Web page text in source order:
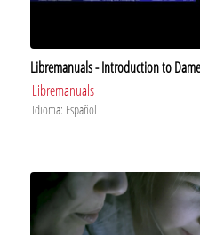
Libremanuals - Introduction to
Libremanuals
Idioma: Español